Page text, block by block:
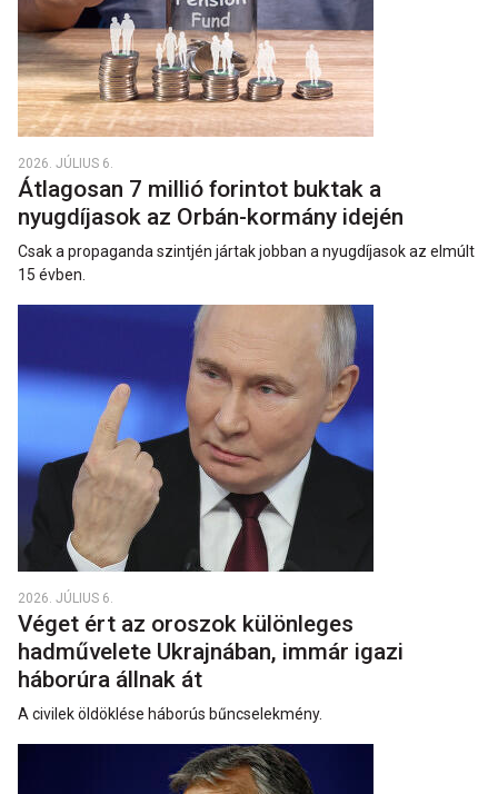
2026. JÚLIUS 6.
Átlagosan 7 millió forintot buktak a
nyugdíjasok az Orbán-kormány idején
Csak a propaganda szintjén jártak jobban a nyugdíjasok az elmúlt
15 évben.
2026. JÚLIUS 6.
Véget ért az oroszok különleges
hadművelete Ukrajnában, immár igazi
háborúra állnak át
A civilek öldöklése háborús bűncselekmény.